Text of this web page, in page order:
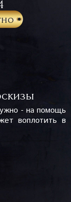
- на помощь
воплотить в